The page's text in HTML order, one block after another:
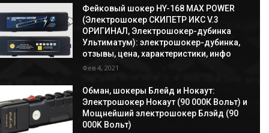
Фейковый шокер HY-168 MAX POWER
(Электрошокер СКИПЕТР ИКС V.3
ОРИГИНАЛ, Электрошокер-дубинка
Ультиматум): электрошокер-дубинка,
отзывы, цена, характеристики, инфо
Фев 4, 2021
Обман, шокеры Блейд и Нокаут:
Электрошокер Нокаут (90 000К Вольт) и
Мощнейший электрошокер Блэйд (90
000K Вольт)